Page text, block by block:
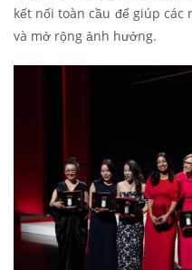
kết nối toàn cầu để giúp
và mở rộng ảnh hưởng.